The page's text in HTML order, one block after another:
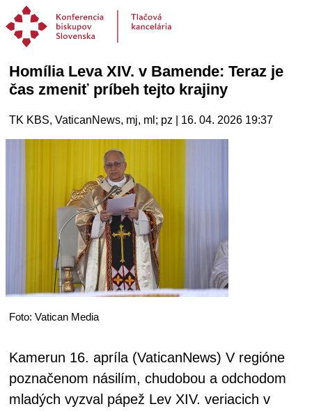
Homília Leva XIV. v Bamende: Teraz je
čas zmeniť príbeh tejto krajiny
TK KBS, VaticanNews, mj, ml; pz | 16. 04. 2026 19:37
Foto: Vatican Media
Kamerun 16. apríla (VaticanNews) V regióne
poznačenom násilím, chudobou a odchodom
mladých vyzval pápež Lev XIV. veriacich v